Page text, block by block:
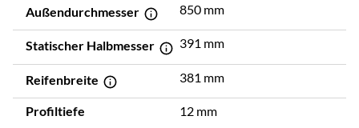
Außendurchmesser 850 mm
Statischer Halbmesser 391 mm
Reifenbreite 381 mm
Profiltiefe 12 mm